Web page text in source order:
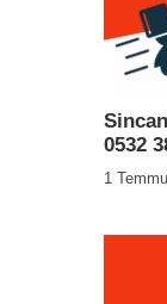
0532
1